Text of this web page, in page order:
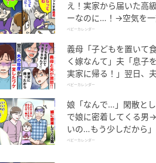
え！実家から届いた高
ーなのに…！→空気を一
た4歳娘の痛快な一言と
ベビーカレンダー
義母「子どもを置いて
く嫁なんて」夫「息子
実家に帰る！」翌日、
してきたワケ
ベビーカレンダー
娘「なんで…」閑散と
で娘に密着してくる男
いの…もう少しだから
相を変え逃げたワケ
ベビーカレンダー